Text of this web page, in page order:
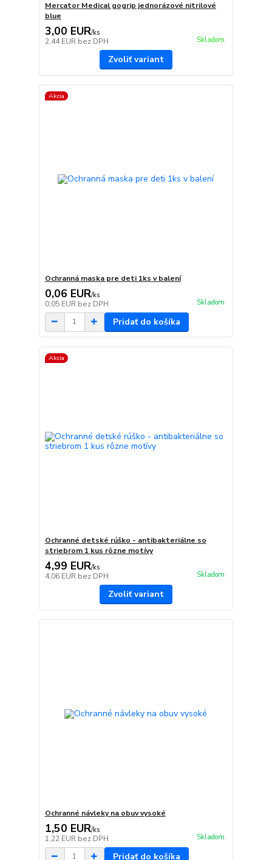
Mercator Medical gogrip jednorázové nitrilové
blue
3,00 EUR/ks
2,44 EUR bez DPH Skladom
Zvoliť variant
Akcia
Ochranná maska pre deti 1ks v balení
0,06 EUR/ks
0,05 EUR bez DPH Skladom
Pridať do košíka
Akcia
Ochranné detské rúško - antibakteriálne so
striebrom 1 kus rôzne motívy
4,99 EUR/ks
4,06 EUR bez DPH Skladom
Zvoliť variant
Ochranné návleky na obuv vysoké
1,50 EUR/ks
1,22 EUR bez DPH Skladom
Pridať do košíka